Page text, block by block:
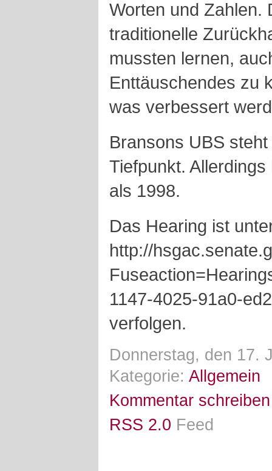
Worten und Zahlen.
traditionelle
mussten lernen,
Enttäuschendes zu
was verbessert
Bransons UBS
Tiefpunkt.
als 1998.
Das Hearing ist
http://
1147-4025-91a0-
verfolgen.
Donnerstag, den 17.
Kategorie: Allgemein
Kommentar schreiben
RSS 2.0 Feed